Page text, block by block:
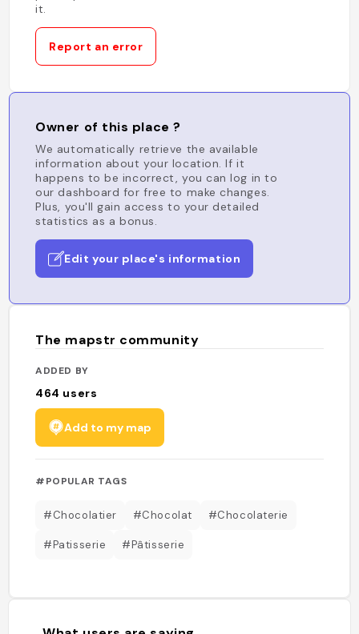
it.
Report an error
Owner of this place ?
We automatically retrieve the available
information about your location. If it
happens to be incorrect, you can log in to
our dashboard for free to make changes.
Plus, you'll gain access to your detailed
statistics as a bonus.
Edit your place's information
The mapstr community
ADDED BY
464 users
Add to my map
#POPULAR TAGS
#Chocolatier #Chocolat #Chocolaterie
#Patisserie #Pâtisserie